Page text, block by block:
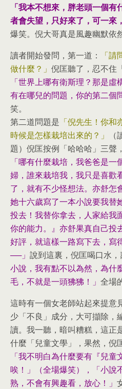
「我本不想來，胖老頭一個
者會失望，只好來了，可一來
爆笑。倪大哥真是風趣幽默依
讀者開始發問，第一道：
「
做什麼？」 倪匡聽了，忍不住
「世界上哪有衛斯理？那是
有在哪兒的問題，你的第二個
笑。
第二道問題是 「倪先生！你
時候是怎樣栽培出來的？」
題）倪匡按例「哈哈哈」三聲
「哪有什麼栽培，我爸爸是
婦，誰來栽培我，我只是喜歡
了，就有不少怪想法。亦舒怎
她十六歲寫了一本小說要我替
投去！我替你拿去，人家給我
你的能力。』亦舒果真自己投
好評，就這樣一路寫下去，寫
──」 說到這裏，倪匡喝口水，
小說，我有點不以為然，為什
毛，不就是一頭狒狒！」 全場
這時有一個女老師站起來提意
少「不良」成分，大可擷除，
讀。我一聽，暗叫糟糕，這正
什麼「兒童文學」，果然，倪
「我不明白為什麼要有『兒童
唉！」（全場爆笑），「小說
熟，不會有興趣看，放心！」